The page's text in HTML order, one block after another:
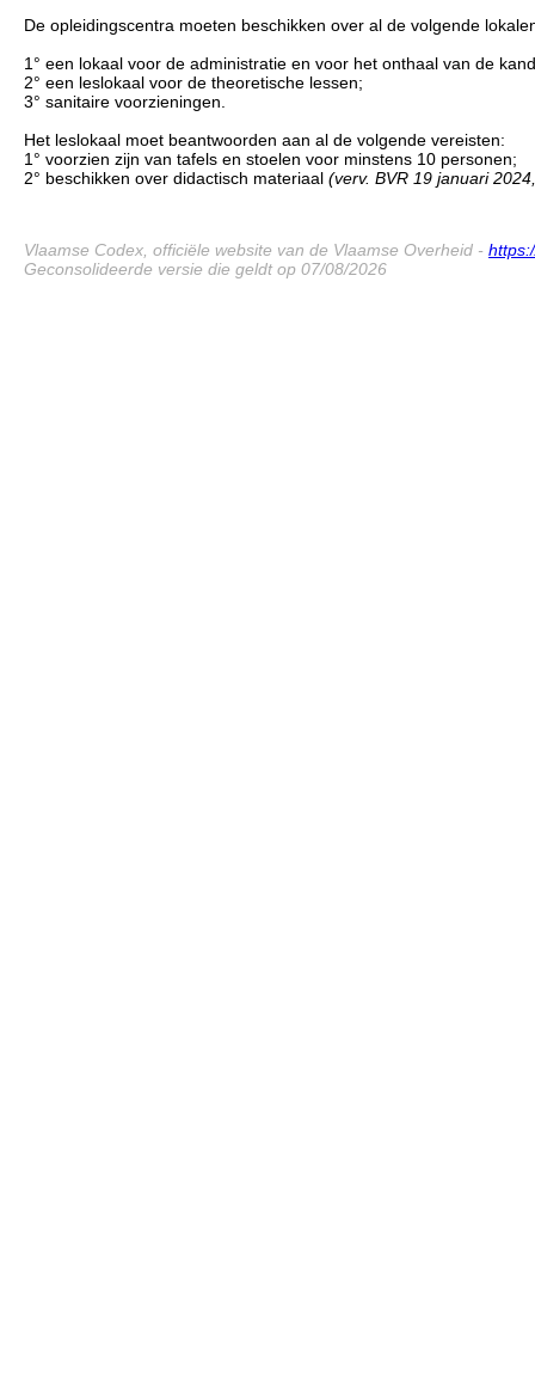
De opleidingscentra moeten beschikken over al de volgende
1° een lokaal voor de administratie en voor het onthaal van de
2° een leslokaal voor de theoretische lessen;
3° sanitaire voorzieningen.
Het leslokaal moet beantwoorden aan al de volgende vereisten:
1° voorzien zijn van tafels en stoelen voor minstens 10 personen;
2° beschikken over didactisch materiaal (verv. BVR 19 januari
Vlaamse Codex, officiële website van de Vlaamse Overheid -
Geconsolideerde versie die geldt op 07/08/2026